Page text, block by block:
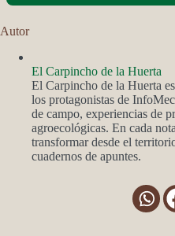
Autor
El Carpincho de la Huerta
El Carpincho de la Huerta
los protagonistas de
de campo, experiencias de
agroecológicas. En cada
transformar desde el
cuadernos de apuntes.